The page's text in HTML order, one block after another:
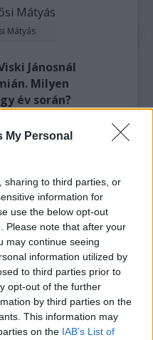
My Personal
sharing to third parties, or
information for
use the below opt-out
Please note that after your
may continue seeing
information utilized by
to third parties prior to
opt-out of the further
by third parties on the
This information may
on the IAB’s List of
Mátyás
Jánosnál
Milyen
év során?
a zeneszerzés
stílus volt,
és a rondó és az
de minden
stílusú
is. Meg kellett
Bach 15
invencióit,
Viski Jánosnál
többször
mert már